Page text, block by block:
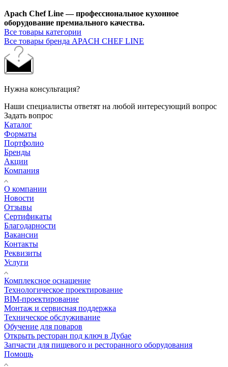
Apach Chef Line — профессиональное кухонное
оборудование премиального качества.
Все товары категории
Все товары бренда APACH CHEF LINE
Нужна консультация?
Наши специалисты ответят на любой интересующий вопрос
Задать вопрос
Каталог
Форматы
Портфолио
Бренды
Акции
Компания
О компании
Новости
Отзывы
Сертификаты
Благодарности
Вакансии
Контакты
Реквизиты
Услуги
Комплексное оснащение
Технологическое проектирование
BIM-проектирование
Монтаж и сервисная поддержка
Техническое обслуживание
Обучение для поваров
Открыть ресторан под ключ в Дубае
Запчасти для пищевого и ресторанного оборудования
Помощь